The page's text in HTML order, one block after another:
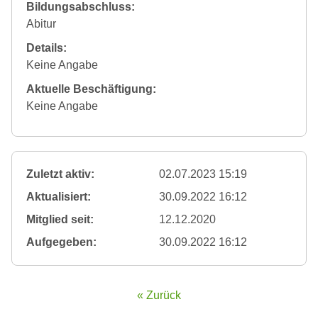
Bildungsabschluss:
Abitur
Details:
Keine Angabe
Aktuelle Beschäftigung:
Keine Angabe
Zuletzt aktiv:
02.07.2023 15:19
Aktualisiert:
30.09.2022 16:12
Mitglied seit:
12.12.2020
Aufgegeben:
30.09.2022 16:12
« Zurück